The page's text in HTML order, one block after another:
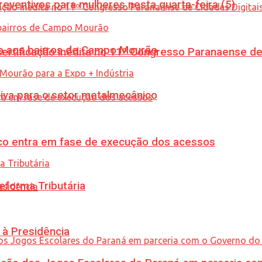
inédita no 11º Congresso Paranaense
entra em fase de execução dos acessos
Presidência
para mulheres nesta quarta-feira (5)
bairros de Campo Mourão
para o setor metalmecânico
Tributária